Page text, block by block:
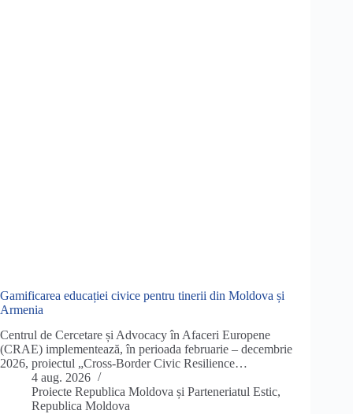
Gamificarea educației civice pentru tinerii din Moldova și
Armenia
Centrul de Cercetare și Advocacy în Afaceri Europene
(CRAE) implementează, în perioada februarie – decembrie
2026, proiectul „Cross-Border Civic Resilience…
4 aug. 2026
Proiecte Republica Moldova și Parteneriatul Estic,
Republica Moldova